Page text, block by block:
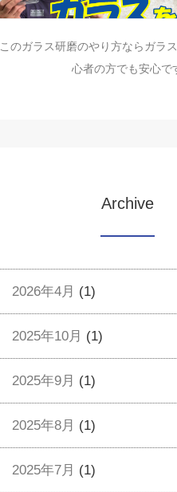
このガラス研磨のやり方ならガラ
心者の方でも安心で
Archive
2026年4月 (1)
2025年10月 (1)
2025年9月 (1)
2025年8月 (1)
2025年7月 (1)